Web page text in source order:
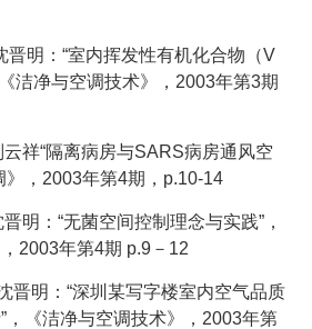
晋明：“室内挥发性有机化合物（V
洁净与空调技术》，2003年第3期
祥“隔离病房与SARS病房通风空
》，2003年第4期，p.10-14
明：“无菌空间控制理念与实践”，
2003年第4期 p.9－12
晋明：“深圳某写字楼室内空气品质
，《洁净与空调技术》，2003年第